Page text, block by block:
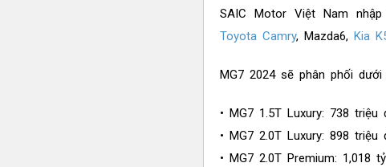
SAIC Motor Việt Nam
Toyota Camry, Mazda6, Kia
MG7 2024 sẽ phân phối
• MG7 1.5T Luxury: 738 triệu
• MG7 2.0T Luxury: 898 triệu
• MG7 2.0T Premium: 1,018